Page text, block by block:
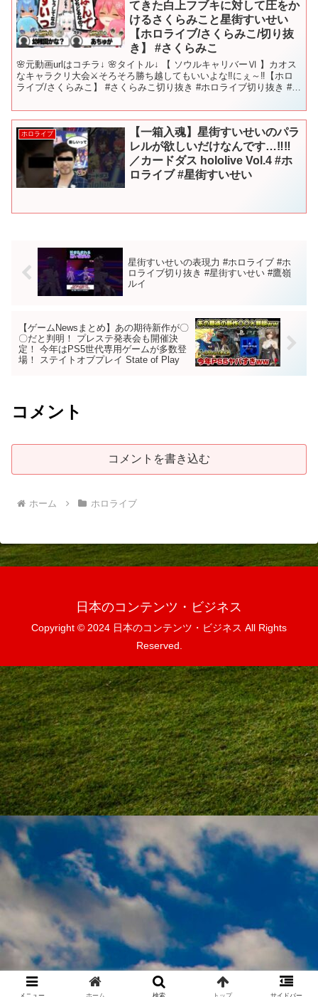
てきた白上フブキに対して圧をか
けるさくらみこと星街すいせい
【ホロライブ/さくらみこ/切り抜
き】 #さくらみこ
🌸元動画urlはコチラ↓ 🌸タイトル↓ 【 ソウルキャリバーⅥ 】カオス
なキャラクリ大会⚔そろそろ勝ち越してもいいよな‼にぇ～‼【ホロ
ライブ/さくらみこ】 #さくらみこ切り抜き #ホロライブ切り抜き #さ
ホロライブ
【一箱入魂】星街すいせいのパラ
レルが欲しいだけなんです…‼︎‼︎
／カードダス hololive Vol.4 #ホ
ロライブ #星街すいせい
星街すいせいの表現力 #ホロライブ #ホ
ロライブ切り抜き #星街すいせい #鷹嶺
ルイ
【ゲームNewsまとめ】あの期待新作が〇
〇だと判明！ プレステ発表会も開催決
定！ 今年はPS5世代専用ゲームが多数登
場！ ステイトオブプレイ State of Play
コメント
コメントを書き込む
ホーム ホロライブ
日本のコンテンツ・ビジネス
Copyright © 2024 日本のコンテンツ・ビジネス All Rights
Reserved.
メニュー ホーム 検索 トップ サイドバー